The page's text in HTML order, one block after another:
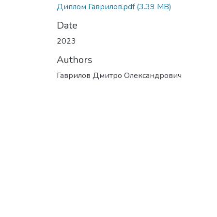
Диплом Гаврилов.pdf(3.39 MB)
Date
2023
Authors
Гаврилов Дмитро Олександрович